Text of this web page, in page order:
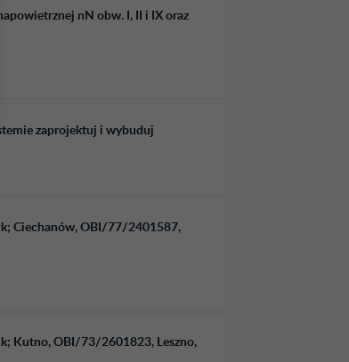
nN obw. I, II i IX oraz
zaprojektuj i wybuduj
Ciechanów, OBI/77/2401587,
Kutno, OBI/73/2601823, Leszno,